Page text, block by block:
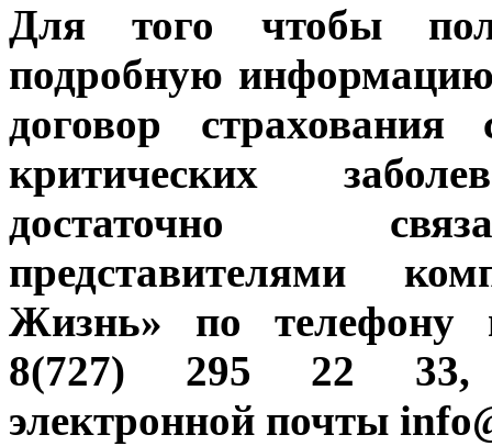
Для того чтобы
подробную
договор
критических
достаточно
представителями
Жизнь» по
8(727) 295 22 33,
электронной почты